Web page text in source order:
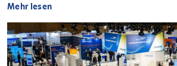
Mehr lesen